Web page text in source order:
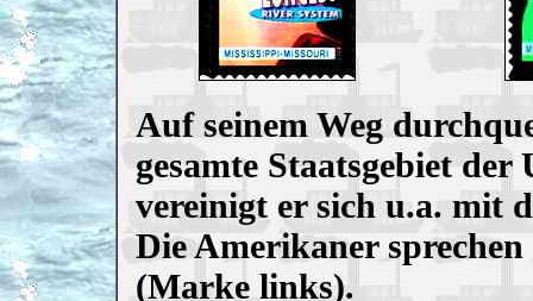
Auf seinem Weg
gesamte Staatsgebiet
vereinigt er sich u.a. mit
Die Amerikaner
(Marke links).